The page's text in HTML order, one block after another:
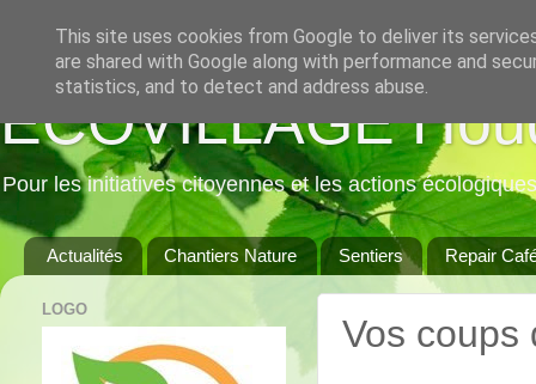
ECOVILLAGE
Pour les initiatives citoyennes et les actions écologiques
Actualités Chantiers Nature Sentiers Repair
Vos coups
LOGO
This site uses cookies from Google to deliver its
are shared with Google along with performance and
statistics, and to detect and address abuse.